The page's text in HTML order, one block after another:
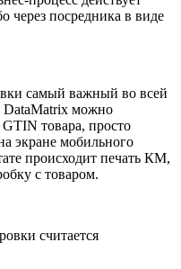
через посредника в виде
самый важный во всей
DataMatrix можно
товара, просто
экране мобильного
происходит печать КМ,
с товаром.
считается